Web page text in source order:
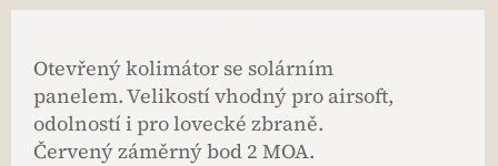
Otevřený kolimátor se solárním
panelem. Velikostí vhodný pro airsoft,
odolností i pro lovecké zbraně.
Červený záměrný bod 2 MOA.